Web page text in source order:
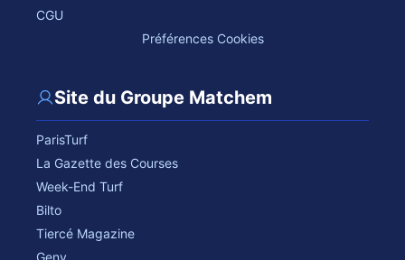
CGU
Préférences Cookies
Site du Groupe Matchem
ParisTurf
La Gazette des Courses
Week-End Turf
Bilto
Tiercé Magazine
Geny